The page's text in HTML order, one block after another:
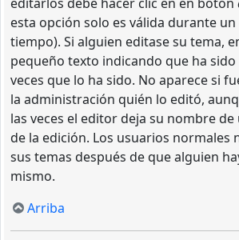
esta opción solo es válida durante
tiempo). Si alguien editase su tema,
pequeño texto indicando que ha
veces que lo ha sido. No aparece si
la administración quién lo editó,
las veces el editor deja su nombre de
de la edición. Los usuarios
sus temas después de que alguien
mismo.
Arriba